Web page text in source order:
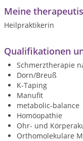
Meine
Heilpraktikerin
Qualifikationen
Schmerztherapie
Dorn/Breuß
K-Taping
Manufit
metabolic-balance
Homöopathie
Ohr- und
Orthomolekulare